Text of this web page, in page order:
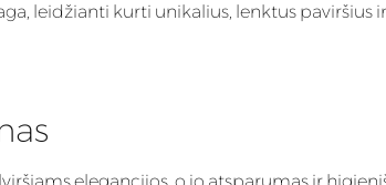
leidžianti kurti unikalius, lenktus paviršius
elegancijos, o jo atsparumas ir